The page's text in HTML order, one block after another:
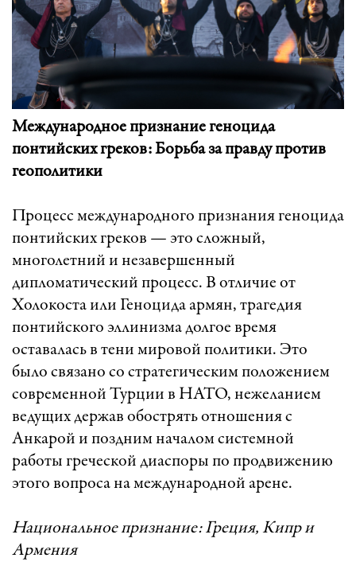
Международное признание геноцида
понтийских греков: Борьба за правду против
геополитики
Процесс международного признания геноцида
понтийских греков — это сложный,
многолетний и незавершенный
дипломатический процесс. В отличие от
Холокоста или Геноцида армян, трагедия
понтийского эллинизма долгое время
оставалась в тени мировой политики. Это
было связано со стратегическим положением
современной Турции в НАТО, нежеланием
ведущих держав обострять отношения с
Анкарой и поздним началом системной
работы греческой диаспоры по продвижению
этого вопроса на международной арене.
Национальное признание: Греция, Кипр и
Армения